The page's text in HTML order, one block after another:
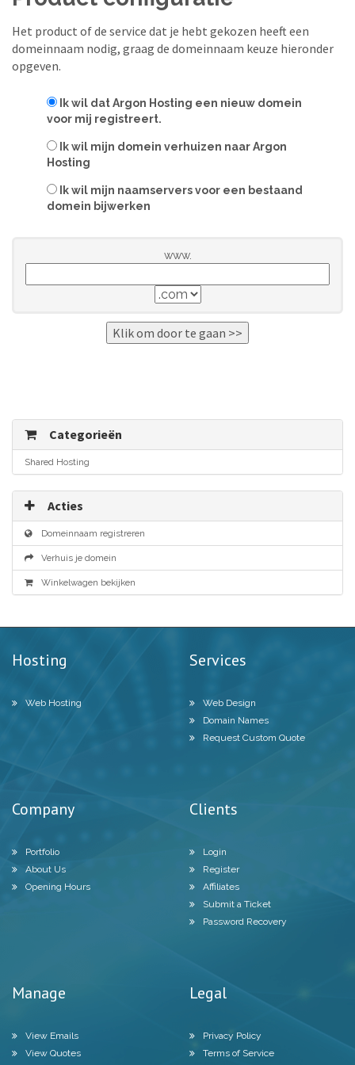
Het product of de service dat je hebt gekozen heeft een
domeinnaam nodig, graag de domeinnaam keuze hieronder
opgeven.
Ik wil dat Argon Hosting een nieuw domein
voor mij registreert.
Ik wil mijn domein verhuizen naar Argon
Hosting
Ik wil mijn naamservers voor een bestaand
domein bijwerken
www.
Categorieën
Shared Hosting
Acties
Domeinnaam registreren
Verhuis je domein
Winkelwagen bekijken
Hosting
Web Hosting
Services
Web Design
Domain Names
Request Custom Quote
Company
Portfolio
About Us
Opening Hours
Clients
Login
Register
Affiliates
Submit a Ticket
Password Recovery
Manage
View Emails
View Quotes
Legal
Privacy Policy
Terms of Service